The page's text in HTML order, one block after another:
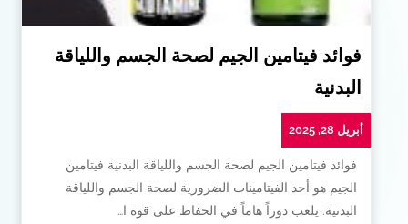
فوائد فيتامين الجيم لصحة الجسم واللياقة
البدنية
أبريل 28, 2025
فوائد فيتامين الجيم لصحة الجسم واللياقة البدنية فيتامين
الجيم هو أحد الفيتامينات الضرورية لصحة الجسم واللياقة
البدنية. يلعب دوراً هاماً في الحفاظ على قوة ا…